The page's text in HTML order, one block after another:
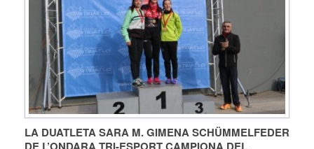
LA DUATLETA SARA M. GIMENA SCHÜMMELFEDER